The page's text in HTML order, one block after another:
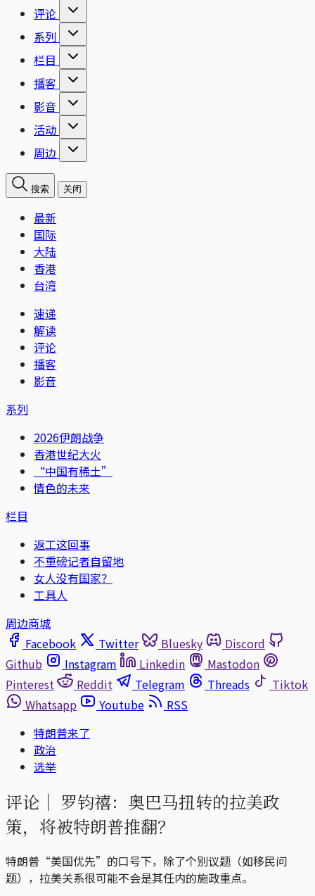
评论
系列
栏目
播客
影音
活动
周边
搜索 关闭
最新
国际
大陆
香港
台湾
速递
解读
评论
播客
影音
系列
2026伊朗战争
香港世纪大火
“中国有稀土”
情色的未来
栏目
返工这回事
不重磅记者自留地
女人没有国家？
工具人
周边商城
Facebook
Twitter Bluesky
Discord
Github
Instagram Linkedin
Mastodon
Pinterest
Reddit Telegram Threads
Tiktok
Whatsapp
Youtube
RSS
特朗普来了
政治
选举
评论｜ 罗钧禧：奥巴马扭转的拉美政
策，将被特朗普推翻？
特朗普“美国优先”的口号下，除了个别议题（如移民问
题），拉美关系很可能不会是其任内的施政重点。